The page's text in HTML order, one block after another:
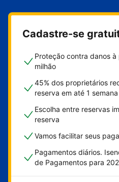
Cadastre-se
Proteção contra danos
milhão
45% dos proprietários
reserva em até 1 semana
Escolha entre reservas
reserva
Vamos facilitar seus
Pagamentos diários.
de Pagamentos para